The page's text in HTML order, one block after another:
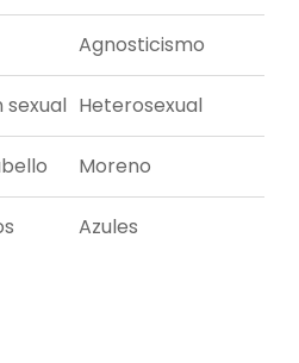
Agnosticismo
sexual Heterosexual
Moreno
Azules